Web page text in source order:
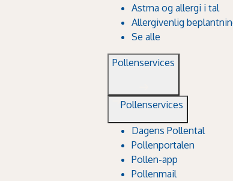
Astma og allergi i tal
Allergivenlig
Se alle
Pollenservices
Pollenservices
Dagens Pollental
Pollenportalen
Pollen-app
Pollenmail